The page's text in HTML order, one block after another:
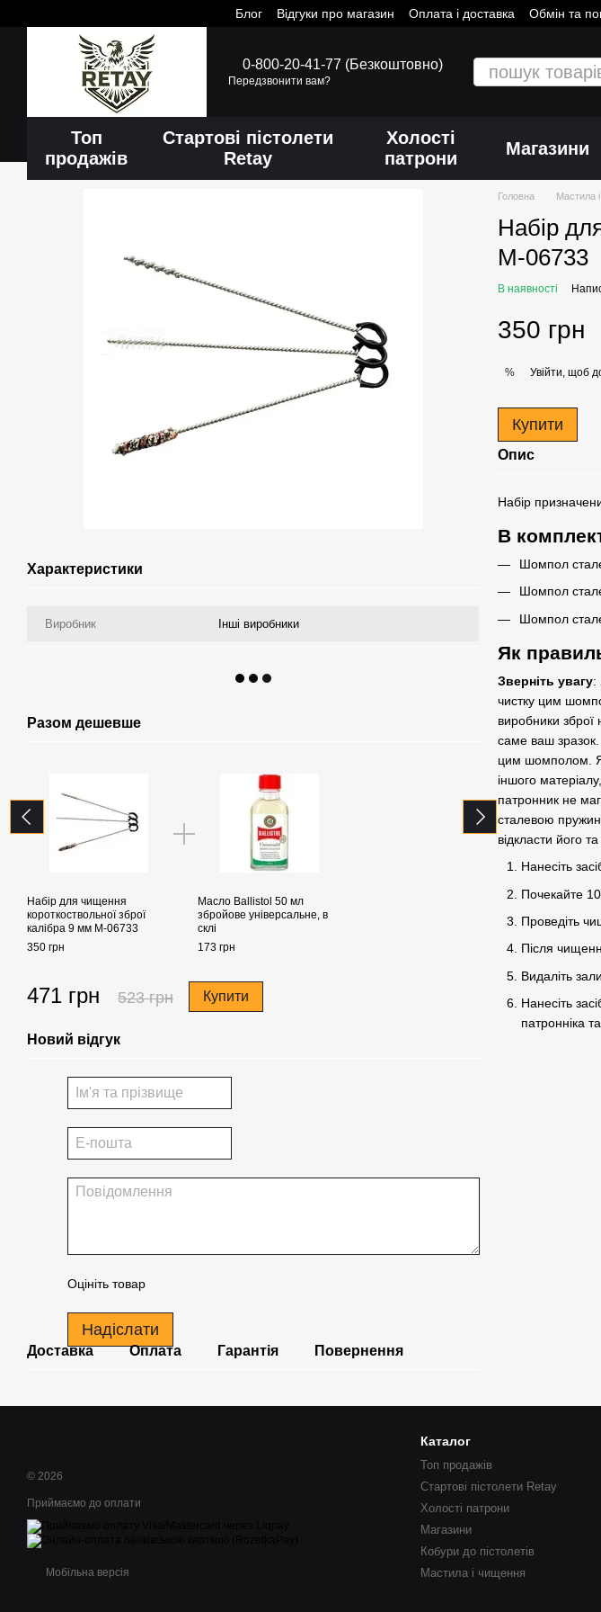
Блог Відгуки про магазин Оплата і доставка Обмін та
0-800-20-41-77 (Безкоштовно)
Передзвонити вам?
Топ
продажів
Стартові пістолети
Retay
Холості
патрони
Магазини
Характеристики
Виробник Інші виробники
Разом дешевше
Набір для чищення
короткоствольної зброї
калібра 9 мм M-06733
350 грн
Масло Ballistol 50 мл
збройове універсальне, в
склі
173 грн
471 грн 523 грн Купити
Разом дешевше
Набір для
короткоствольної
мм M-06733
5 702 грн
Новий відгук
Оцініть товар
Надіслати
Доставка Оплата Гарантія Повернення
Головна Мастила
Набір
M-06733
В наявності
350 грн
% Увійти, щоб
Купити
Опис
Набір
В
Шомпол
Шомпол
Шомпол
Як
Зверніть увагу:
чистку цим
виробники зброї
саме ваш зразок.
цим шомполом.
іншого
патронник не
сталевою
відкласти його
Нанесіть
Почекайте
Проведіть
Після
Видаліть
Нанесіть
патронніка
© 2026
Приймаємо до оплати
Мобільна версія
Каталог
Топ продажів
Стартові пістолети Retay
Холості патрони
Магазини
Кобури до пістолетів
Мастила і чищення